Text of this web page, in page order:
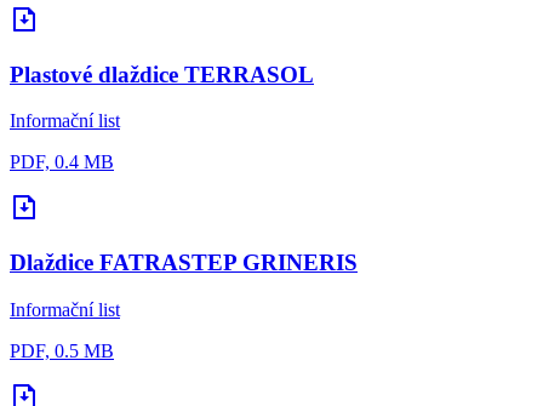
Plastové dlaždice TERRASOL
Informační list
PDF, 0.4 MB
Dlaždice FATRASTEP GRINERIS
Informační list
PDF, 0.5 MB